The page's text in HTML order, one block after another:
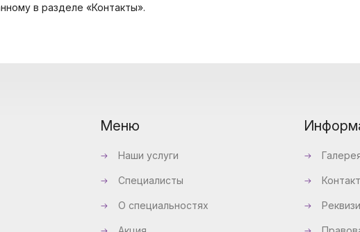
в разделе «Контакты».
Меню
Наши услуги
Специалисты
О специальностях